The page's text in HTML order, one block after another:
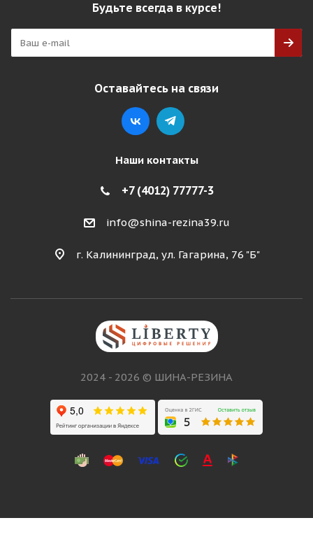
Будьте всегда в курсе!
Оставайтесь на связи
Наши контакты
+7 (4012) 77777-3
info@shina-rezina39.ru
г. Калининград, ул. Гагарина, 76 "Б"
2024 - 2026 © ШИНА-РЕЗИНА